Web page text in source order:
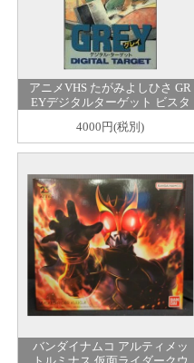
アニメVHS たがみよしひさ GR
EYデジタルターゲット ビスタ
4000円(税別)
バンダイナムコ アルティメッ